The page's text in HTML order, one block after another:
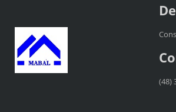
(48)